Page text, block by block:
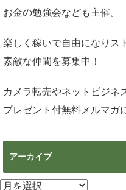
お金の勉強会なども主催。
楽しく稼いで自由になりス
素敵な仲間を募集中！
カメラ転売やネットビジネ
プレゼント付無料メルマガ
アーカイブ
ア